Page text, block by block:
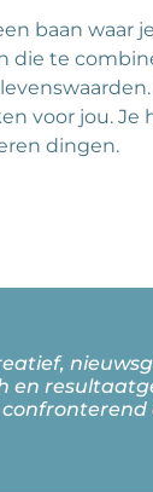
baan waar
die te
voor jou. Je
dingen.
en